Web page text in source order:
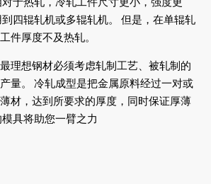
四辊轧机或多辊轧机。 但是，在单辊轧
件厚度不及热轧。
理想钢材必须考虑轧制工艺、被轧制的
量。 冷轧成型是把金属原料经过一对或
材，达到所要求的厚度，同时保证厚薄
具将助您一臂之力